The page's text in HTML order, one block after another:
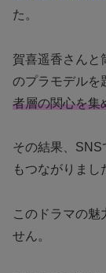
た。
賀喜遥香さんと
のプラモデルを
者層の関心を集
その結果、SNS
もつながりまし
このドラマの魅
せん。